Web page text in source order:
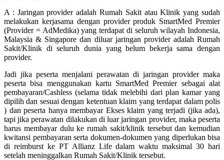
A : Jaringan provider adalah Rumah Sakit atau Klinik yang sudah
melakukan kerjasama dengan provider produk SmartMed Premier
(Provider = AdMedika) yang terdapat di seluruh wilayah Indonesia,
Malaysia & Singapore dan diluar jaringan provider adalah Rumah
Sakit/Klinik di seluruh dunia yang belum bekerja sama dengan
provider.
Jadi jika peserta menjalani perawatan di jaringan provider maka
peserta bisa menggunakan kartu SmartMed Premier sebagai alat
pembayaran/Cashless (selama tidak melebihi dari plan kamar yang
dipilih dan sesuai dengan ketentuan klaim yang terdapat dalam polis
) dan peserta hanya membayar Ekses klaim yang terjadi (jika ada),
tapi jika perawatan dilakukan di luar jaringan provider, maka peserta
harus membayar dulu ke rumah sakit/klinik tersebut dan kemudian
kwitansi pembayaran serta dokumen-dokumen yang diperlukan bisa
di reimburst ke PT Allianz Life dalam waktu maksimal 30 hari
setelah meninggalkan Rumah Sakit/Klinik tersebut.